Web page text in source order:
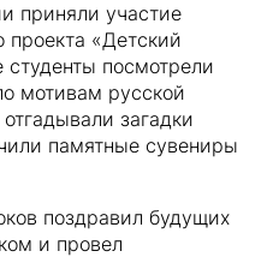
приняли участие
проекта «Детский
посмотрели
мотивам русской
загадки
памятные сувениры
поздравил будущих
и провел